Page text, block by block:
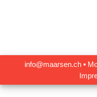
info@maarsen.ch ▪